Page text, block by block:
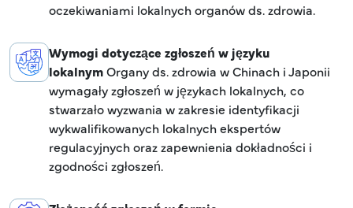
oczekiwaniami lokalnych organów ds. zdrowia.
Wymogi dotyczące zgłoszeń w języku
lokalnymOrgany ds. zdrowia w Chinach i Japonii
wymagały zgłoszeń w językach lokalnych, co
stwarzało wyzwania w zakresie identyfikacji
wykwalifikowanych lokalnych ekspertów
regulacyjnych oraz zapewnienia dokładności i
zgodności zgłoszeń.